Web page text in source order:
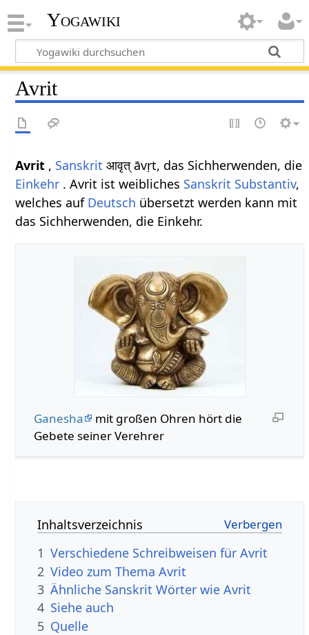
Yogawiki
Avrit
Avrit , Sanskrit आवृत् āvṛt, das Sichherwenden, die
Einkehr . Avrit ist weibliches Sanskrit Substantiv,
welches auf Deutsch übersetzt werden kann mit
das Sichherwenden, die Einkehr.
Ganesha
mit großen Ohren hört die
Gebete seiner Verehrer
Inhaltsverzeichnis
1 Verschiedene Schreibweisen für Avrit
2 Video zum Thema Avrit
3 Ähnliche Sanskrit Wörter wie Avrit
4 Siehe auch
5 Quelle